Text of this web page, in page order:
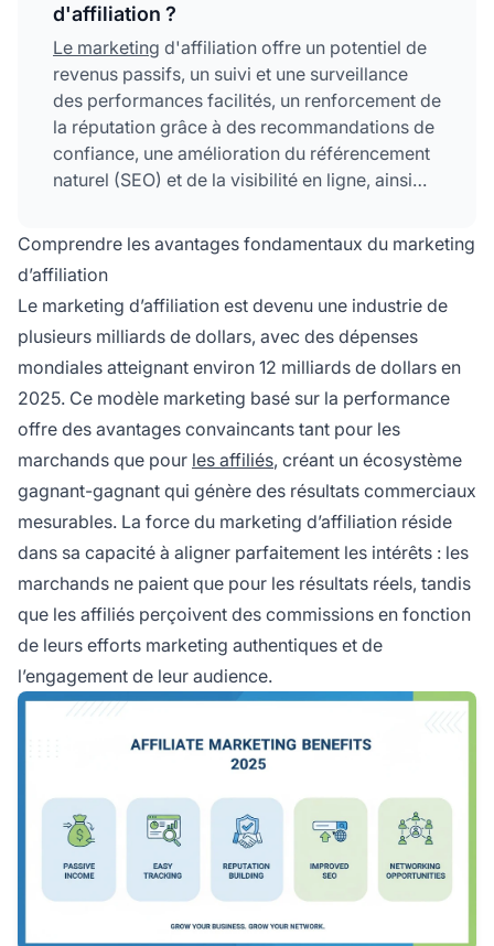
d'affiliation ?
Le marketing d'affiliation offre un potentiel de
revenus passifs, un suivi et une surveillance
des performances facilités, un renforcement de
la réputation grâce à des recommandations de
confiance, une amélioration du référencement
naturel (SEO) et de la visibilité en ligne, ainsi
avec les marques et les partenaires du secteur.
Comprendre les avantages fondamentaux du marketing
d’affiliation
Le marketing d’affiliation est devenu une industrie de
plusieurs milliards de dollars, avec des dépenses
mondiales atteignant environ 12 milliards de dollars en
2025. Ce modèle marketing basé sur la performance
offre des avantages convaincants tant pour les
marchands que pour les affiliés, créant un écosystème
gagnant-gagnant qui génère des résultats commerciaux
mesurables. La force du marketing d’affiliation réside
dans sa capacité à aligner parfaitement les intérêts : les
marchands ne paient que pour les résultats réels, tandis
que les affiliés perçoivent des commissions en fonction
de leurs efforts marketing authentiques et de
l’engagement de leur audience.